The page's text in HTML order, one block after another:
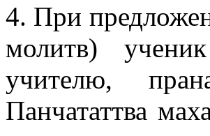
4. При
молитв)
учителю,
Панчататтва